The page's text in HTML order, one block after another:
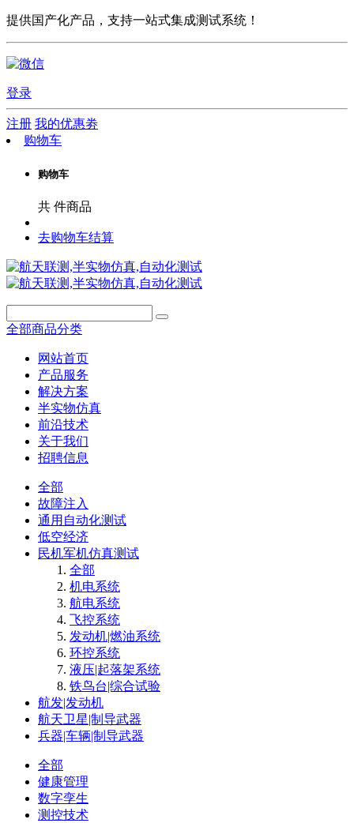
提供国产化产品，支持一站式集成测试系统！
登录
注册 我的优惠劵
购物车
购物车
共 件商品
去购物车结算
全部商品分类
网站首页
产品服务
解决方案
半实物仿真
前沿技术
关于我们
招聘信息
全部
故障注入
通用自动化测试
低空经济
民机军机仿真测试
全部
机电系统
航电系统
飞控系统
发动机|燃油系统
环控系统
液压|起落架系统
铁鸟台|综合试验
航发|发动机
航天卫星|制导武器
兵器|车辆|制导武器
全部
健康管理
数字孪生
测控技术